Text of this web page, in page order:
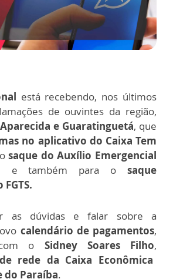
está recebendo, nos últimos
de ouvintes da região,
e Guaratinguetá, que
no aplicativo do Caixa Tem
saque do Auxílio Emergencial
e também para o saque
as dúvidas e falar sobre a
calendário de pagamentos,
com o Sidney Soares Filho,
rede da Caixa Econômica
do Paraíba.